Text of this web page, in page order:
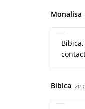
Monalisa
Bibica